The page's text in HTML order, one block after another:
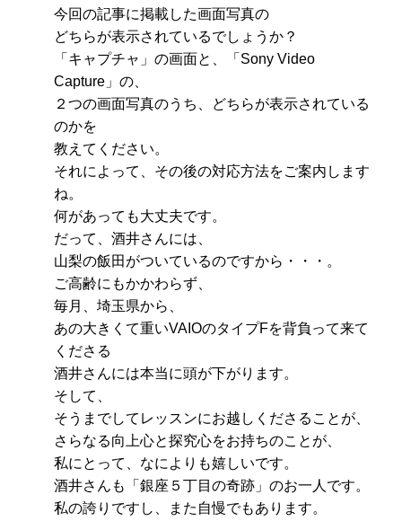
今回の記事に掲載した画面写真の
どちらが表示されているでしょうか？
「キャプチャ」の画面と、「Sony Video
Capture」の、
２つの画面写真のうち、どちらが表示されている
のかを
教えてください。
それによって、その後の対応方法をご案内します
ね。
何があっても大丈夫です。
だって、酒井さんには、
山梨の飯田がついているのですから・・・。
ご高齢にもかかわらず、
毎月、埼玉県から、
あの大きくて重いVAIOのタイプFを背負って来て
くださる
酒井さんには本当に頭が下がります。
そして、
そうまでしてレッスンにお越しくださることが、
さらなる向上心と探究心をお持ちのことが、
私にとって、なによりも嬉しいです。
酒井さんも「銀座５丁目の奇跡」のお一人です。
私の誇りですし、また自慢でもあります。